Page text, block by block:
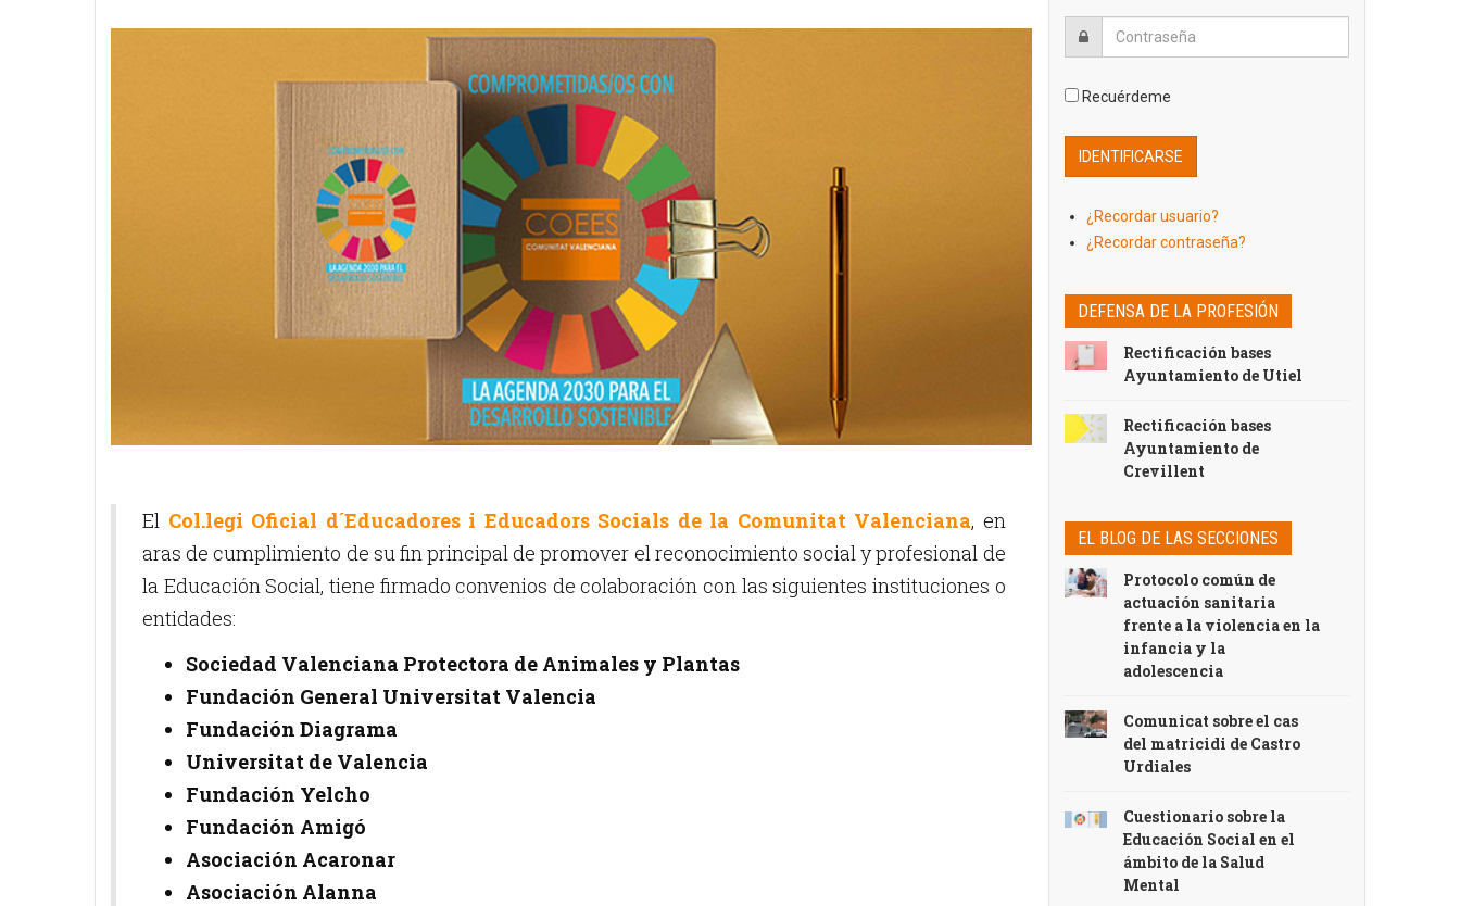
El Col.legi Oficial d´Educadores i Educadors Socials de la Comunitat Valenciana, en
aras de cumplimiento de su fin principal de promover el reconocimiento social y profesional de
la Educación Social, tiene firmado convenios de colaboración con las siguientes instituciones o
entidades:
Sociedad Valenciana Protectora de Animales y Plantas
Fundación General Universitat Valencia
Fundación Diagrama
Universitat de Valencia
Fundación Yelcho
Fundación Amigó
Asociación Acaronar
Asociación Alanna
Recuérdeme
¿Recordar usuario?
¿Recordar contraseña?
DEFENSA DE LA PROFESIÓN
Rectificación bases
Ayuntamiento de Utiel
Rectificación bases
Ayuntamiento de
Crevillent
EL BLOG DE LAS SECCIONES
Protocolo común de
actuación sanitaria
frente a la violencia en la
infancia y la
adolescencia
Comunicat sobre el cas
del matricidi de Castro
Urdiales
Cuestionario sobre la
Educación Social en el
ámbito de la Salud
Mental